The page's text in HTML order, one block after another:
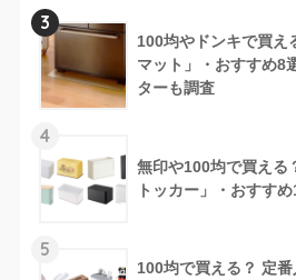
3
100均やドンキで買え
マット」・おすすめ8
ターも調査
4
無印や100均で買える
トッカー」・おすす
5
100均で買える？ 定